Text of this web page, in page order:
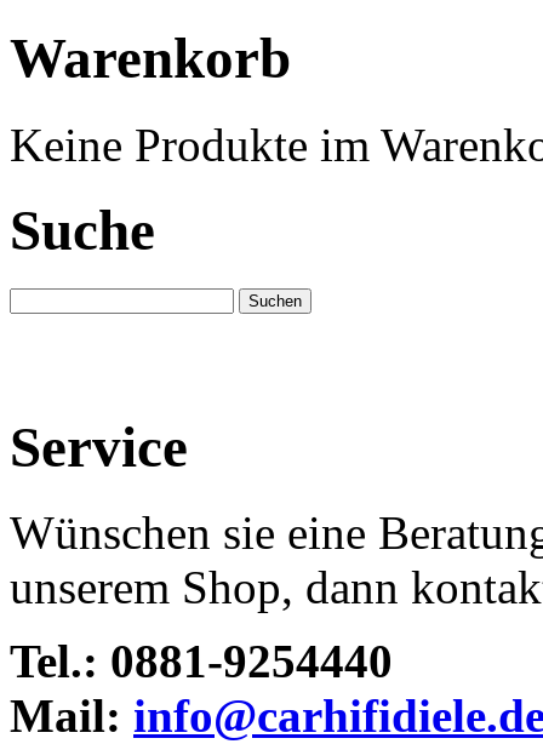
Warenkorb
Keine Produkte im
Suche
Service
Wünschen sie eine
unserem Shop, dann
Tel.: 0881-9254440
Mail: